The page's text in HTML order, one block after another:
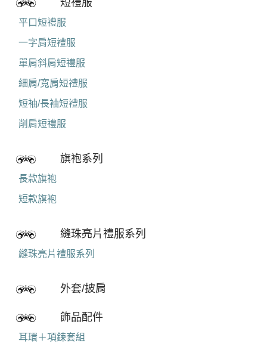
平口短禮服
一字肩短禮服
單肩斜肩短禮服
細肩/寬肩短禮服
短袖/長袖短禮服
削肩短禮服
旗袍系列
長款旗袍
短款旗袍
縫珠亮片禮服系列
縫珠亮片禮服系列
外套/披肩
飾品配件
耳環＋項鍊套組